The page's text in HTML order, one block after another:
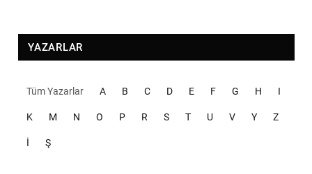
YAZARLAR
Tüm Yazarlar A B C D E F G H I
K M N O P R S T U V Y Z
İ Ş